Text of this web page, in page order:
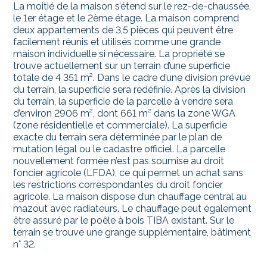
La moitié de la maison s’étend sur le rez-de-chaussée,
le 1er étage et le 2ème étage. La maison comprend
deux appartements de 3,5 pièces qui peuvent être
facilement réunis et utilisés comme une grande
maison individuelle si nécessaire. La propriété se
trouve actuellement sur un terrain d’une superficie
totale de 4 351 m². Dans le cadre d’une division prévue
du terrain, la superficie sera redéfinie. Après la division
du terrain, la superficie de la parcelle à vendre sera
d’environ 2906 m², dont 661 m² dans la zone WGA
(zone résidentielle et commerciale). La superficie
exacte du terrain sera déterminée par le plan de
mutation légal ou le cadastre officiel. La parcelle
nouvellement formée n’est pas soumise au droit
foncier agricole (LFDA), ce qui permet un achat sans
les restrictions correspondantes du droit foncier
agricole. La maison dispose d’un chauffage central au
mazout avec radiateurs. Le chauffage peut également
être assuré par le poêle à bois TIBA existant. Sur le
terrain se trouve une grange supplémentaire, bâtiment
n° 32.